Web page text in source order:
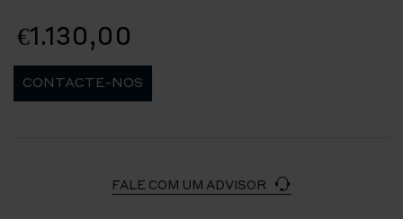
€1.130,00
CONTACTE-NOS
FALE COM UM ADVISOR